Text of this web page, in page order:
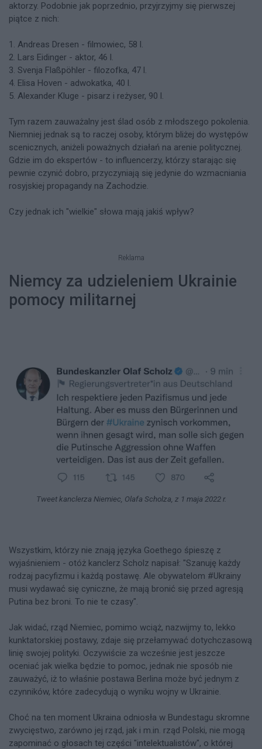
aktorzy. Podobnie jak poprzednio, przyjrzyjmy się pierwszej
piątce z nich:
1. Andreas Dresen - filmowiec, 58 l.
2. Lars Eidinger - aktor, 46 l.
3. Svenja Flaßpöhler - filozofka, 47 l.
4. Elisa Hoven - adwokatka, 40 l.
5. Alexander Kluge - pisarz i reżyser, 90 l.
Tym razem zauważalny jest ślad osób z młodszego pokolenia.
Niemniej jednak są to raczej osoby, którym bliżej do występów
scenicznych, aniżeli poważnych działań na arenie politycznej.
Gdzie im do ekspertów - to influencerzy, którzy starając się
pewnie czynić dobro, przyczyniają się jedynie do wzmacniania
rosyjskiej propagandy na Zachodzie.
Czy jednak ich "wielkie" słowa mają jakiś wpływ?
Reklama
Niemcy za udzieleniem Ukrainie
pomocy militarnej
Tweet kanclerza Niemiec, Olafa Scholza, z 1 maja 2022 r.
Wszystkim, którzy nie znają języka Goethego śpieszę z
wyjaśnieniem - otóż kanclerz Scholz napisał: "Szanuję każdy
rodzaj pacyfizmu i każdą postawę. Ale obywatelom #Ukrainy
musi wydawać się cyniczne, że mają bronić się przed agresją
Putina bez broni. To nie te czasy".
Jak widać, rząd Niemiec, pomimo wciąż, nazwijmy to, lekko
kunktatorskiej postawy, zdaje się przełamywać dotychczasową
linię swojej polityki. Oczywiście za wcześnie jest jeszcze
oceniać jak wielka będzie to pomoc, jednak nie sposób nie
zauważyć, iż to właśnie postawa Berlina może być jednym z
czynników, które zadecydują o wyniku wojny w Ukrainie.
Choć na ten moment Ukraina odniosła w Bundestagu skromne
zwycięstwo, zarówno jej rząd, jak i m.in. rząd Polski, nie mogą
zapominać o głosach tej części "intelektualistów", o której